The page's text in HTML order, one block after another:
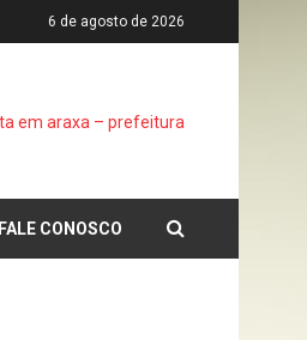
6 de agosto de 2026
FALE CONOSCO